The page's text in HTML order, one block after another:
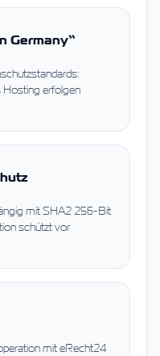
Germany“
Hosting erfolgen
mit SHA2 256-Bit
schützt vor
mit eRecht24